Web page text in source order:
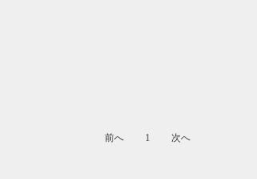
前へ 1 次へ